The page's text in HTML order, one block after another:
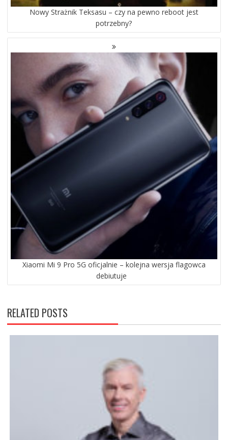
Nowy Strażnik Teksasu – czy na pewno reboot jest
potrzebny?
Xiaomi Mi 9 Pro 5G oficjalnie – kolejna wersja flagowca
debiutuje
RELATED POSTS